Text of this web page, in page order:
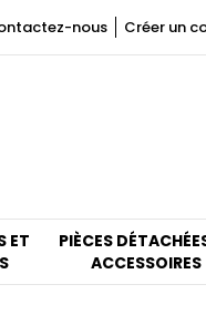
nous Créer un
ET
PIÈCES
ACCESSOIRES